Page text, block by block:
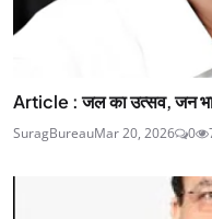
Article : जल का उत्सव, जन
SuragBureauMar 20, 2026 0